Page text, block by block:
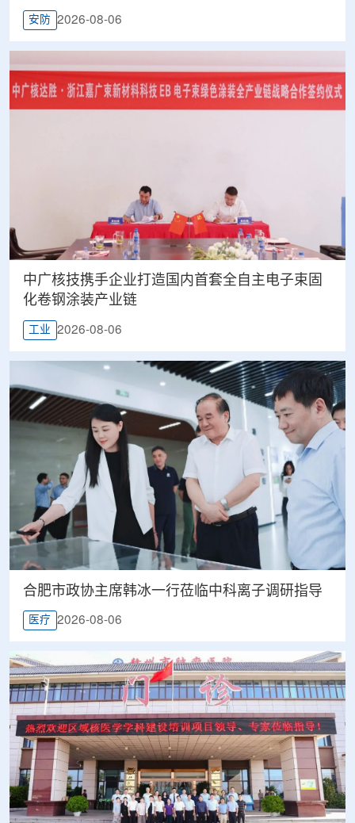
安防 2026-08-06
中广核技携手企业打造国内首套全自主电子束固
化卷钢涂装产业链
工业 2026-08-06
合肥市政协主席韩冰一行莅临中科离子调研指导
医疗 2026-08-06